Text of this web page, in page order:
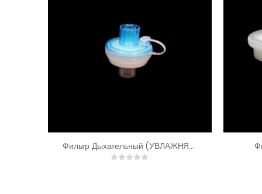
Фильтр Дыхательный (УВЛАЖНЯЮЩИЙ / НМЕ)